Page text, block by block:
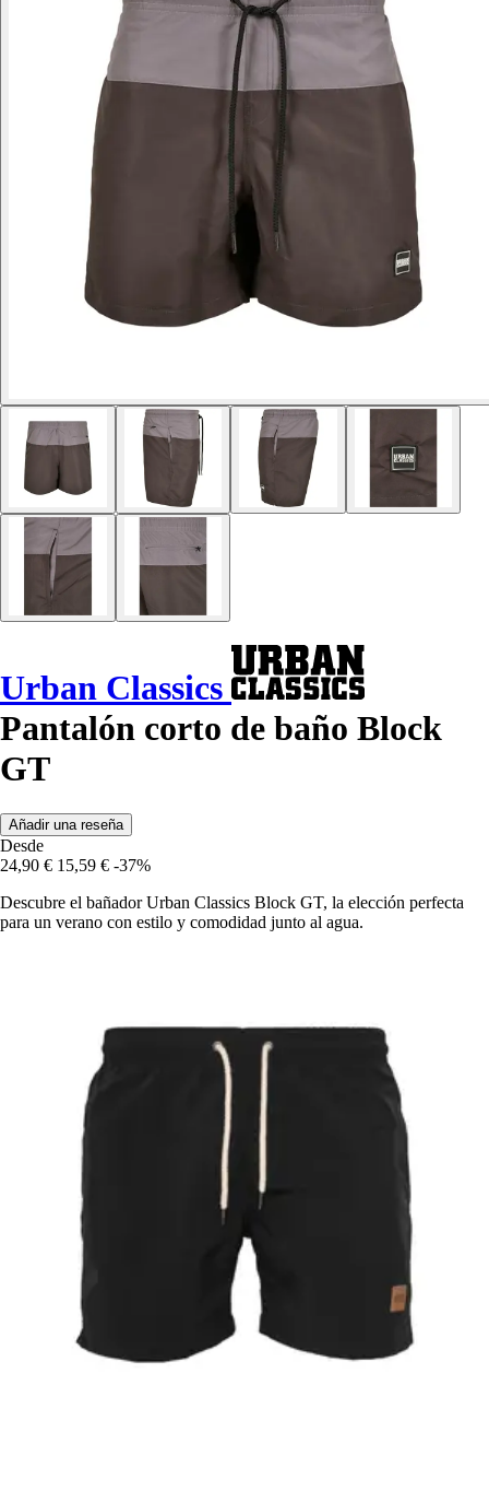
Urban Classics
Pantalón corto de baño Block
GT
Añadir una reseña
Desde
24,90 € 15,59 € -37%
Descubre el bañador Urban Classics Block GT, la elección perfecta
para un verano con estilo y comodidad junto al agua.